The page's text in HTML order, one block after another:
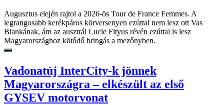
Augusztus elején rajtol a 2026-ös Tour de France Femmes. A
legrangosabb kerékpáros körversenyen ezúttal nem lesz ott Vas
Blankának, ám az ausztrál Lucie Fityus révén ezúttal is lesz
Magyarországhoz kötődő bringás a mezőnyben.
Vadonatúj InterCity-k jönnek
Magyarországra – elkészült az első
GYSEV motorvonat